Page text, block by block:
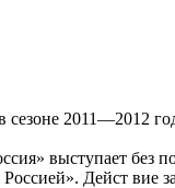
2011—2012
выступает
Дейст вие